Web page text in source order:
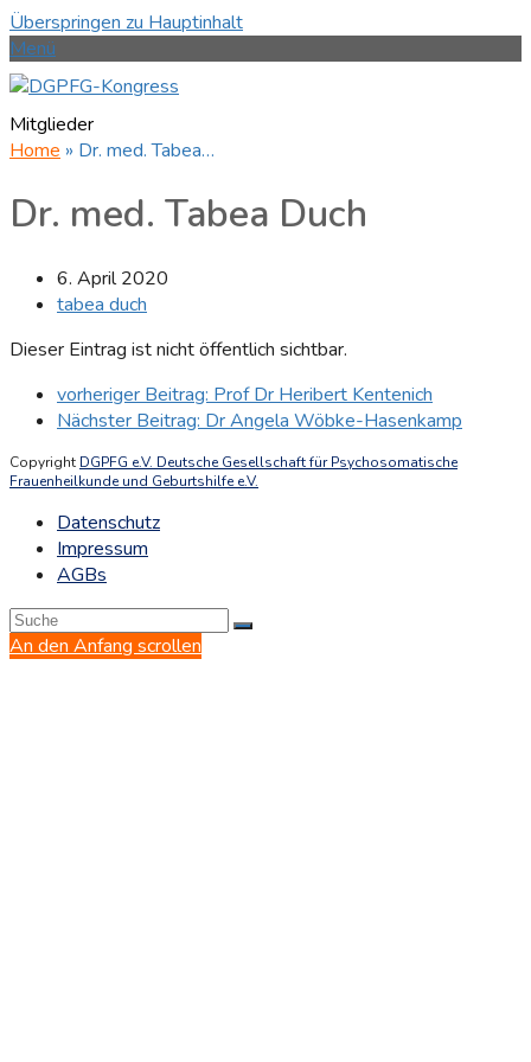
Überspringen zu Hauptinhalt
Menü
Mitglieder
Home » Dr. med. Tabea…
Dr. med. Tabea Duch
6. April 2020
tabea duch
Dieser Eintrag ist nicht öffentlich sichtbar.
vorheriger Beitrag: Prof Dr Heribert Kentenich
Nächster Beitrag: Dr Angela Wöbke-Hasenkamp
Copyright DGPFG e.V. Deutsche Gesellschaft für Psychosomatische
Frauenheilkunde und Geburtshilfe e.V.
Datenschutz
Impressum
AGBs
An den Anfang scrollen